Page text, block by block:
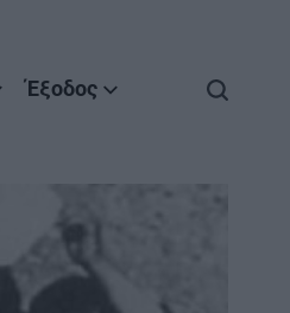
Έξοδος